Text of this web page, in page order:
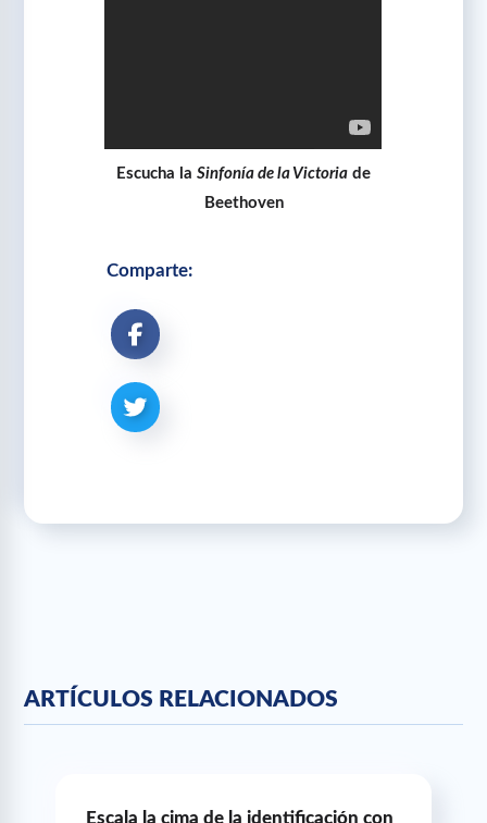
Escucha la Sinfonía de la Victoria de
Beethoven
Comparte:
ARTÍCULOS RELACIONADOS
Escala la cima de la identificación con